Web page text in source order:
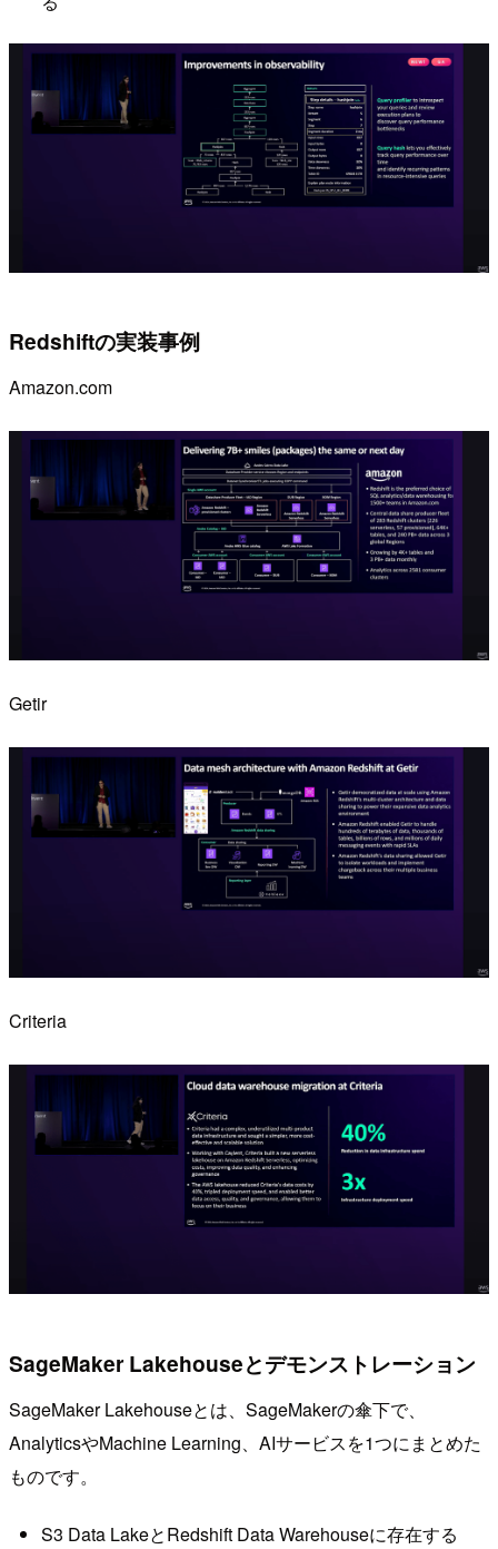
Redshiftの実装事例
Amazon.com
Getir
Criteria
SageMaker Lakehouseとデモンストレーション
SageMaker Lakehouseとは、SageMakerの傘下で、
AnalyticsやMachine Learning、AIサービスを1つにまとめた
ものです。
S3 Data LakeとRedshift Data Warehouseに存在する